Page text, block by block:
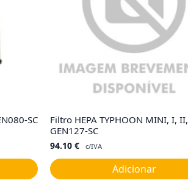
SC
Filtro HEPA TYPHOON MINI, I,
GEN127-SC
94.10 € c/IVA
Adicionar